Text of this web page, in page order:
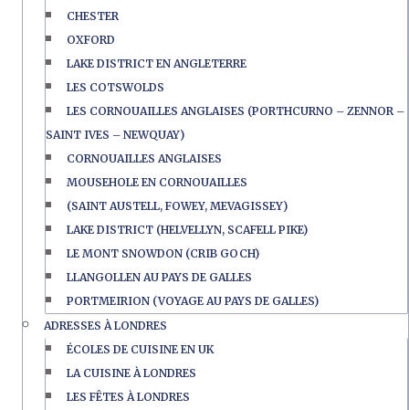
CHESTER
OXFORD
LAKE DISTRICT EN ANGLETERRE
LES COTSWOLDS
LES CORNOUAILLES ANGLAISES (PORTHCURNO – ZENNOR –
SAINT IVES – NEWQUAY)
CORNOUAILLES ANGLAISES
MOUSEHOLE EN CORNOUAILLES
(SAINT AUSTELL, FOWEY, MEVAGISSEY)
LAKE DISTRICT (HELVELLYN, SCAFELL PIKE)
LE MONT SNOWDON (CRIB GOCH)
LLANGOLLEN AU PAYS DE GALLES
PORTMEIRION (VOYAGE AU PAYS DE GALLES)
ADRESSES À LONDRES
ÉCOLES DE CUISINE EN UK
LA CUISINE À LONDRES
LES FÊTES À LONDRES